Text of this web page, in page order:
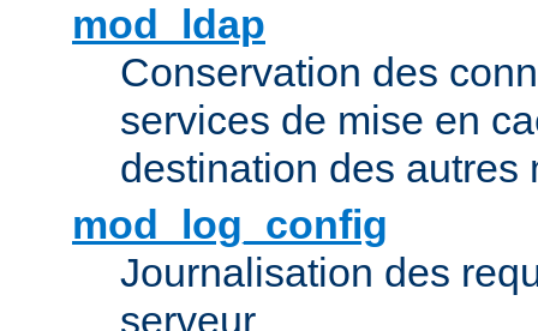
mod_ldap
Conservation des
services de mise en
destination des autres
mod_log_config
Journalisation des
serveur